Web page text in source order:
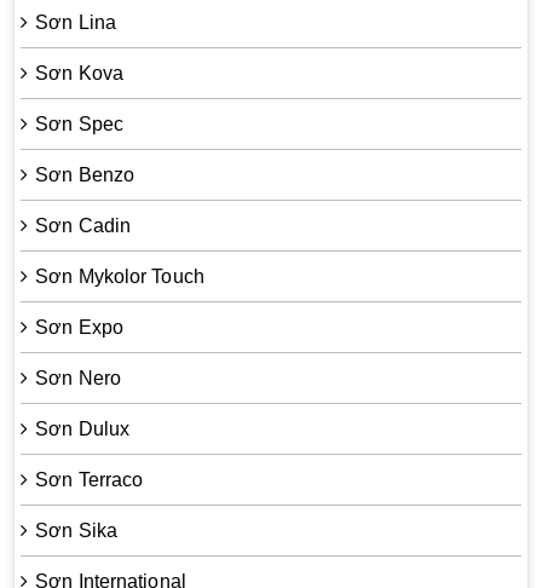
Sơn Lina
Sơn Kova
Sơn Spec
Sơn Benzo
Sơn Cadin
Sơn Mykolor Touch
Sơn Expo
Sơn Nero
Sơn Dulux
Sơn Terraco
Sơn Sika
Sơn International